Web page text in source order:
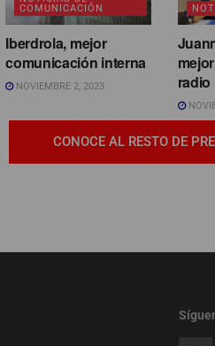
COMUNICACIÓN
Iberdrola, mejor
comunicación interna
NOVIEMBRE 2, 2023
radio
CONOCE AL RESTO DE